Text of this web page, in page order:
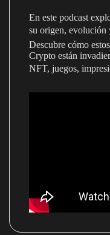
En este podcast
su origen, evolución
Descubre cómo
Crypto están
NFT, juegos,